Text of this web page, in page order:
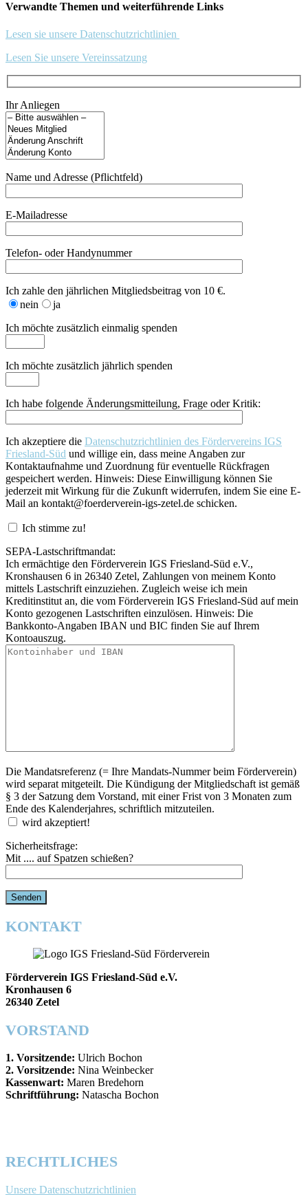
Verwandte Themen und weiterführende Links
Lesen sie unsere Datenschutzrichtlinien
Lesen Sie unsere Vereinssatzung
Ihr Anliegen
Name und Adresse (Pflichtfeld)
E-Mailadresse
Telefon- oder Handynummer
Ich zahle den jährlichen Mitgliedsbeitrag von 10 €.
nein
ja
Ich möchte zusätzlich einmalig spenden
Ich möchte zusätzlich jährlich spenden
Ich habe folgende Änderungsmitteilung, Frage oder Kritik:
Ich akzeptiere die Datenschutzrichtlinien des Fördervereins IGS
Friesland-Süd und willige ein, dass meine Angaben zur
Kontaktaufnahme und Zuordnung für eventuelle Rückfragen
gespeichert werden. Hinweis: Diese Einwilligung können Sie
jederzeit mit Wirkung für die Zukunft widerrufen, indem Sie eine E-
Mail an kontakt@foerderverein-igs-zetel.de schicken.
Ich stimme zu!
SEPA-Lastschriftmandat:
Ich ermächtige den Förderverein IGS Friesland-Süd e.V.,
Kronshausen 6 in 26340 Zetel, Zahlungen von meinem Konto
mittels Lastschrift einzuziehen. Zugleich weise ich mein
Kreditinstitut an, die vom Förderverein IGS Friesland-Süd auf mein
Konto gezogenen Lastschriften einzulösen. Hinweis: Die
Bankkonto-Angaben IBAN und BIC finden Sie auf Ihrem
Kontoauszug.
Die Mandatsreferenz (= Ihre Mandats-Nummer beim Förderverein)
wird separat mitgeteilt. Die Kündigung der Mitgliedschaft ist gemäß
§ 3 der Satzung dem Vorstand, mit einer Frist von 3 Monaten zum
Ende des Kalenderjahres, schriftlich mitzuteilen.
wird akzeptiert!
Sicherheitsfrage:
Mit .... auf Spatzen schießen?
KONTAKT
Förderverein IGS Friesland-Süd e.V.
Kronhausen 6
26340 Zetel
VORSTAND
1. Vorsitzende: Ulrich Bochon
2. Vorsitzende: Nina Weinbecker
Kassenwart: Maren Bredehorn
Schriftführung: Natascha Bochon
RECHTLICHES
Unsere Datenschutzrichtlinien